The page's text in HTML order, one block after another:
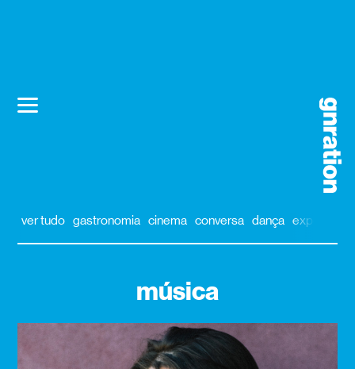
ver tudo gastronomia cinema conversa dança exposição
música